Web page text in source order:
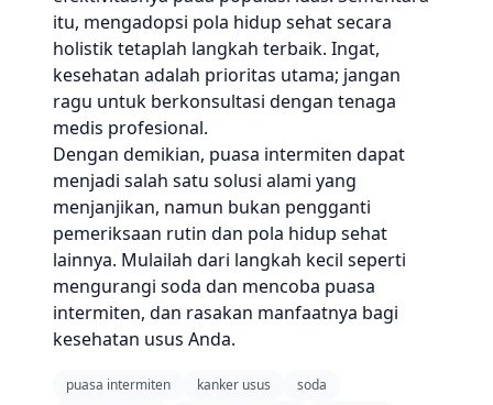
itu, mengadopsi pola hidup sehat secara
holistik tetaplah langkah terbaik. Ingat,
kesehatan adalah prioritas utama; jangan
ragu untuk berkonsultasi dengan tenaga
medis profesional.
Dengan demikian, puasa intermiten dapat
menjadi salah satu solusi alami yang
menjanjikan, namun bukan pengganti
pemeriksaan rutin dan pola hidup sehat
lainnya. Mulailah dari langkah kecil seperti
mengurangi soda dan mencoba puasa
intermiten, dan rasakan manfaatnya bagi
kesehatan usus Anda.
puasa intermiten kanker usus
soda